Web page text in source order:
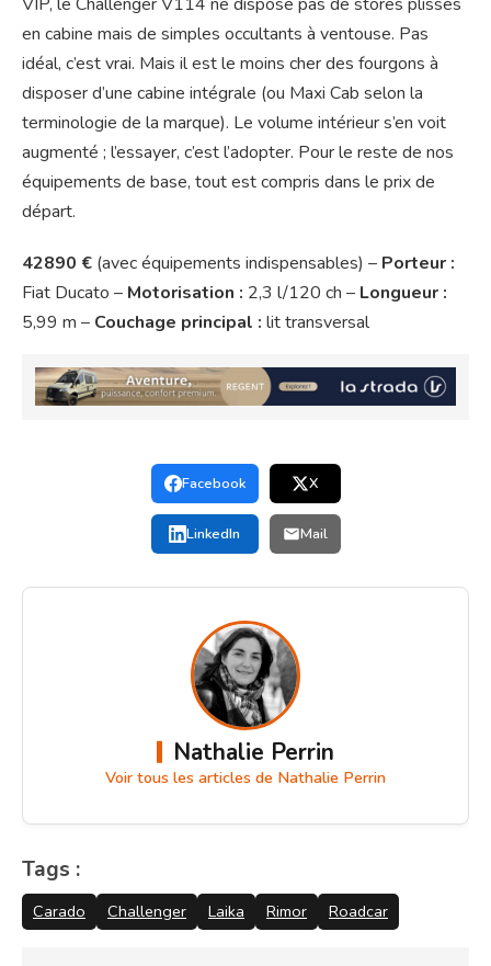
en cabine mais de simples occultants à ventouse. Pas
idéal, c’est vrai. Mais il est le moins cher des fourgons à
disposer d’une cabine intégrale (ou Maxi Cab selon la
terminologie de la marque). Le volume intérieur s’en voit
augmenté ; l’essayer, c’est l’adopter. Pour le reste de nos
équipements de base, tout est compris dans le prix de
départ.
42890 € (avec équipements indispensables) – Porteur :
Fiat Ducato – Motorisation : 2,3 l/120 ch – Longueur :
5,99 m – Couchage principal : lit transversal
Facebook X
LinkedIn Mail
Nathalie Perrin
Voir tous les articles de Nathalie Perrin
Tags :
Carado Challenger Laika Rimor Roadcar